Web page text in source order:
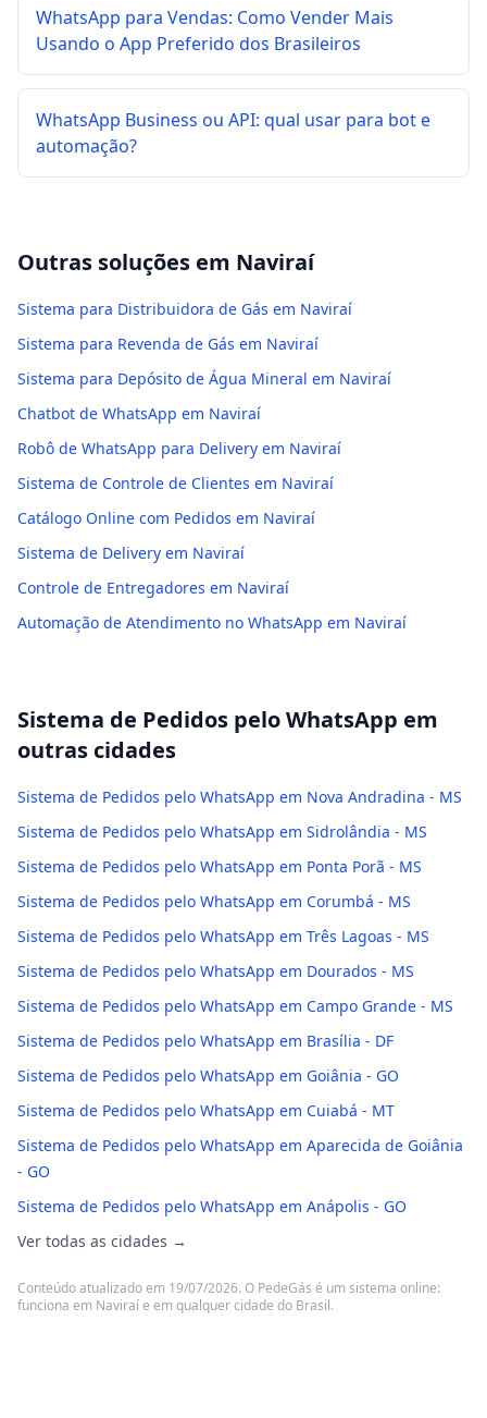
WhatsApp para Vendas: Como Vender Mais
Usando o App Preferido dos Brasileiros
WhatsApp Business ou API: qual usar para bot e
automação?
Outras soluções em Naviraí
Sistema para Distribuidora de Gás em Naviraí
Sistema para Revenda de Gás em Naviraí
Sistema para Depósito de Água Mineral em Naviraí
Chatbot de WhatsApp em Naviraí
Robô de WhatsApp para Delivery em Naviraí
Sistema de Controle de Clientes em Naviraí
Catálogo Online com Pedidos em Naviraí
Sistema de Delivery em Naviraí
Controle de Entregadores em Naviraí
Automação de Atendimento no WhatsApp em Naviraí
Sistema de Pedidos pelo WhatsApp em
outras cidades
Sistema de Pedidos pelo WhatsApp em Nova Andradina - MS
Sistema de Pedidos pelo WhatsApp em Sidrolândia - MS
Sistema de Pedidos pelo WhatsApp em Ponta Porã - MS
Sistema de Pedidos pelo WhatsApp em Corumbá - MS
Sistema de Pedidos pelo WhatsApp em Três Lagoas - MS
Sistema de Pedidos pelo WhatsApp em Dourados - MS
Sistema de Pedidos pelo WhatsApp em Campo Grande - MS
Sistema de Pedidos pelo WhatsApp em Brasília - DF
Sistema de Pedidos pelo WhatsApp em Goiânia - GO
Sistema de Pedidos pelo WhatsApp em Cuiabá - MT
Sistema de Pedidos pelo WhatsApp em Aparecida de Goiânia
- GO
Sistema de Pedidos pelo WhatsApp em Anápolis - GO
Ver todas as cidades →
Conteúdo atualizado em 19/07/2026. O PedeGás é um sistema online:
funciona em Naviraí e em qualquer cidade do Brasil.